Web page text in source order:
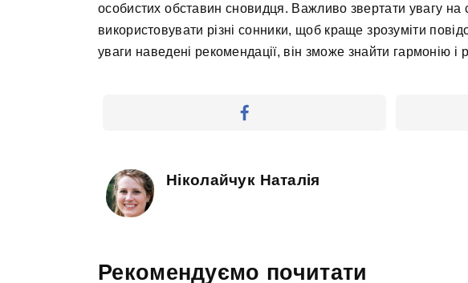
особистих обставин сновидця. Важливо звертати увагу на
використовувати різні сонники, щоб краще зрозуміти
уваги наведені рекомендації, він зможе знайти гармонію і
Ніколайчук Наталія
Рекомендуємо почитати